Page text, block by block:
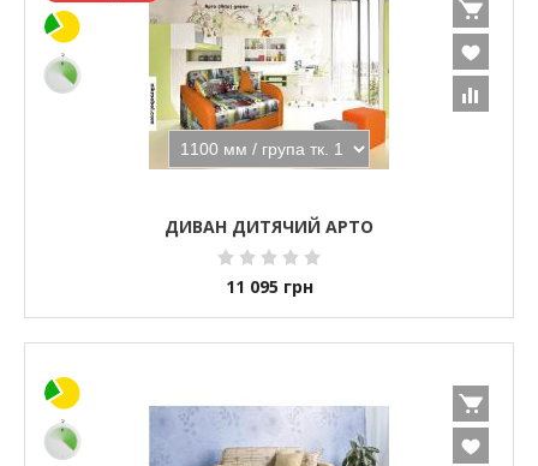
ДИВАН ДИТЯЧИЙ АРТО
11 095 грн